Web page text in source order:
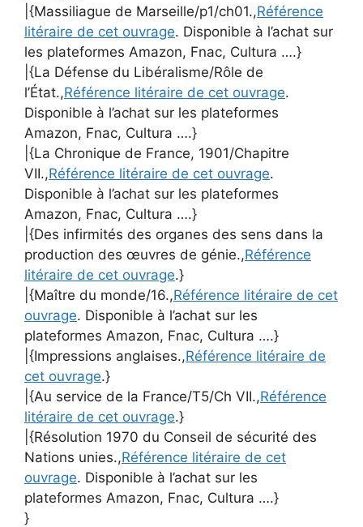
|{Massiliague de Marseille/p1/ch01.,Référence
litéraire de cet ouvrage. Disponible à l’achat sur
les plateformes Amazon, Fnac, Cultura ….}
|{La Défense du Libéralisme/Rôle de
l’État.,Référence litéraire de cet ouvrage.
Disponible à l’achat sur les plateformes
Amazon, Fnac, Cultura ….}
|{La Chronique de France, 1901/Chapitre
VII.,Référence litéraire de cet ouvrage.
Disponible à l’achat sur les plateformes
Amazon, Fnac, Cultura ….}
|{Des infirmités des organes des sens dans la
production des œuvres de génie.,Référence
litéraire de cet ouvrage.}
|{Maître du monde/16.,Référence litéraire de cet
ouvrage. Disponible à l’achat sur les
plateformes Amazon, Fnac, Cultura ….}
|{Impressions anglaises.,Référence litéraire de
cet ouvrage.}
|{Au service de la France/T5/Ch VII.,Référence
litéraire de cet ouvrage.}
|{Résolution 1970 du Conseil de sécurité des
Nations unies.,Référence litéraire de cet
ouvrage. Disponible à l’achat sur les
plateformes Amazon, Fnac, Cultura ….}
}